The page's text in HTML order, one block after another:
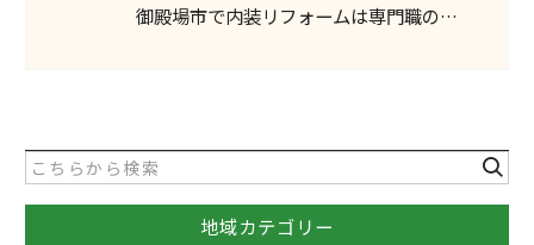
御殿場市で内装リフォームは専門職の…
地域カテゴリー